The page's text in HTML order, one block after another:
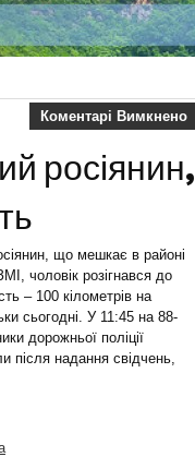
Коментарі Вимкнено
росіянин,
що мешкає в районі
чоловік розігнався до
– 100 кілометрів на
сьогодні. У 11:45 на 88-
дорожньої поліції
після надання свідчень,